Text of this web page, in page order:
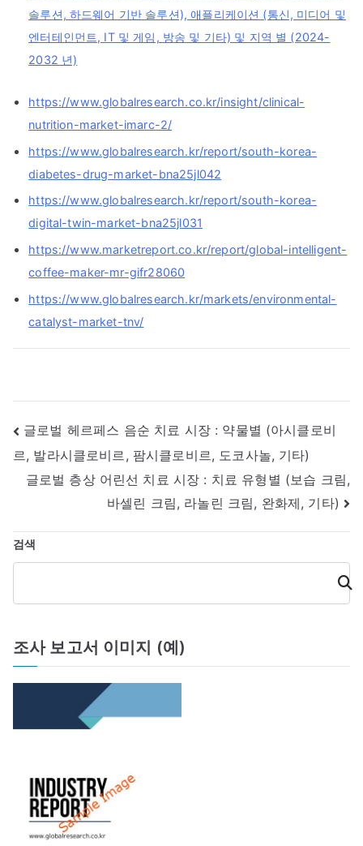
솔루션, 하드웨어 기반 솔루션), 애플리케이션 (통신, 미디어 및
엔터테인먼트, IT 및 게임, 방송 및 기타) 및 지역 별 (2024-
2032 년)
https://www.globalresearch.co.kr/insight/clinical-
nutrition-market-imarc-2/
https://www.globalresearch.kr/report/south-korea-
diabetes-drug-market-bna25jl042
https://www.globalresearch.kr/report/south-korea-
digital-twin-market-bna25jl031
https://www.marketreport.co.kr/report/global-intelligent-
coffee-maker-mr-gifr28060
https://www.globalresearch.kr/markets/environmental-
catalyst-market-tnv/
글
내
게
이
션
글로벌 헤르페스 음순 치료 시장 : 약물별 (아시클로비
르, 발라시클로비르, 팜시클로비르, 도코사놀, 기타)
글로벌 층상 어린선 치료 시장 : 치료 유형별 (보습 크림,
바셀린 크림, 라놀린 크림, 완화제, 기타)
검색
검
색
조사 보고서 이미지 (예)